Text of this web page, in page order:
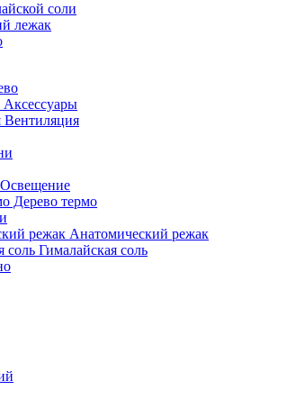
соли
лежак
Аксессуары
Вентиляция
Освещение
Дерево термо
Анатомический режак
Гималайская соль